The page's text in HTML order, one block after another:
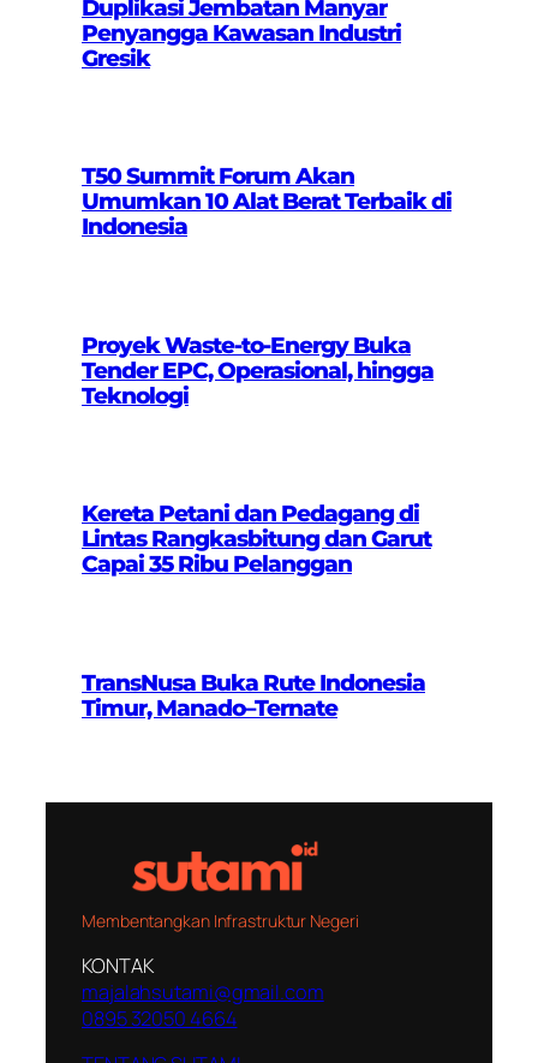
Duplikasi Jembatan Manyar
Penyangga Kawasan Industri
Gresik
T50 Summit Forum Akan
Umumkan 10 Alat Berat Terbaik di
Indonesia
Proyek Waste-to-Energy Buka
Tender EPC, Operasional, hingga
Teknologi
Kereta Petani dan Pedagang di
Lintas Rangkasbitung dan Garut
Capai 35 Ribu Pelanggan
TransNusa Buka Rute Indonesia
Timur, Manado–Ternate
Membentangkan Infrastruktur Negeri
KONTAK
majalahsutami@gmail.com
0895 32050 4664